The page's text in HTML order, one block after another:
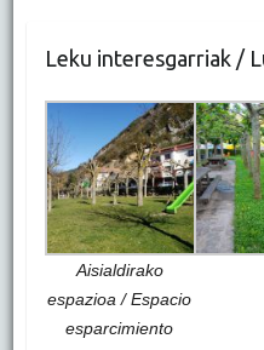
Leku interesgarriak /
Aisialdirako
espazioa / Espacio
esparcimiento